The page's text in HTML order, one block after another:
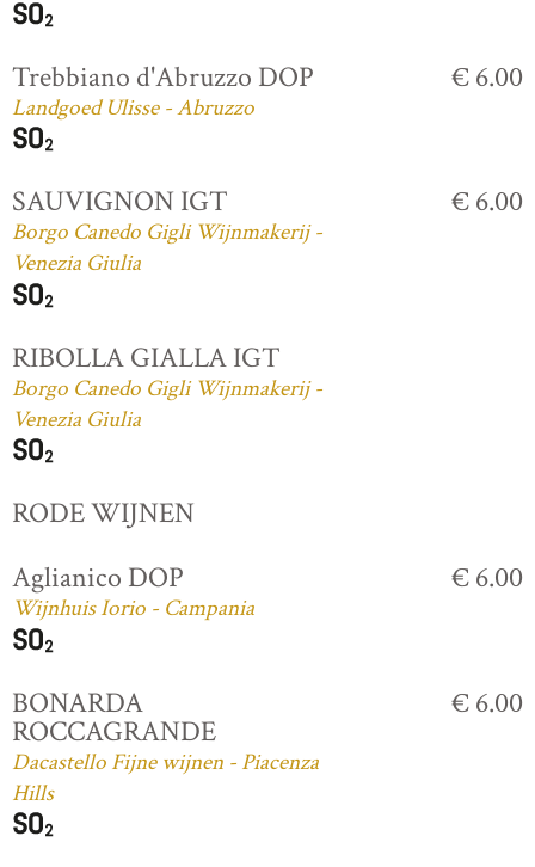
Trebbiano d'Abruzzo DOP
Landgoed Ulisse - Abruzzo
€ 6.00
SAUVIGNON IGT
Borgo Canedo Gigli Wijnmakerij -
Venezia Giulia
€ 6.00
RIBOLLA GIALLA IGT
Borgo Canedo Gigli Wijnmakerij -
Venezia Giulia
RODE WIJNEN
Aglianico DOP
Wijnhuis Iorio - Campania
€ 6.00
BONARDA
ROCCAGRANDE
Dacastello Fijne wijnen - Piacenza
Hills
€ 6.00